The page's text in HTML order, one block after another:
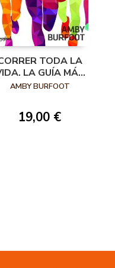
TODA LA
LA GUÍA MÁS
COMPLETA PARA
SALUDABLE TODA
AMBY BURFOOT
19,00 €